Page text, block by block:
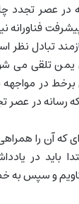
در عصر تجدد
فناورانه
تبادل
تلقی می
در مواجهه
که رسانه در عصر
که آن را
باید در
و سپس به